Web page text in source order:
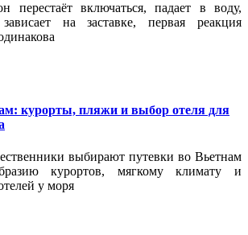
перестаёт включаться, падает в воду,
на заставке, первая реакция
курорты, пляжи и выбор отеля для
выбирают путевки во Вьетнам
курортов, мягкому климату и
у моря